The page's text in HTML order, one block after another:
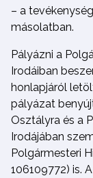
– a
másolatban.
Pályázni a
Irodáiban
honlapjáról
pályázat
Osztályra és a
Irodájában
Polgármesteri
106109772) is.